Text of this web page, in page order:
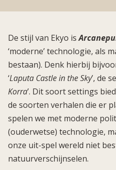
De stijl van Ekyo is
‘moderne’ technologie, als
bestaan). Denk hierbij
‘Laputa Castle in the Sky’, de
Korra’. Dit soort settings
de soorten verhalen die er
spelen we met moderne
(ouderwetse) technologie,
onze uit-spel wereld niet
natuurverschijnselen.